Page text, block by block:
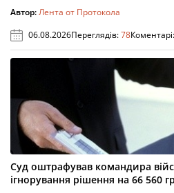
Автор:Лента от Протокола
06.08.2026Переглядів:78Коментарі:
Суд оштрафував командира
ігнорування рішення на 66 560